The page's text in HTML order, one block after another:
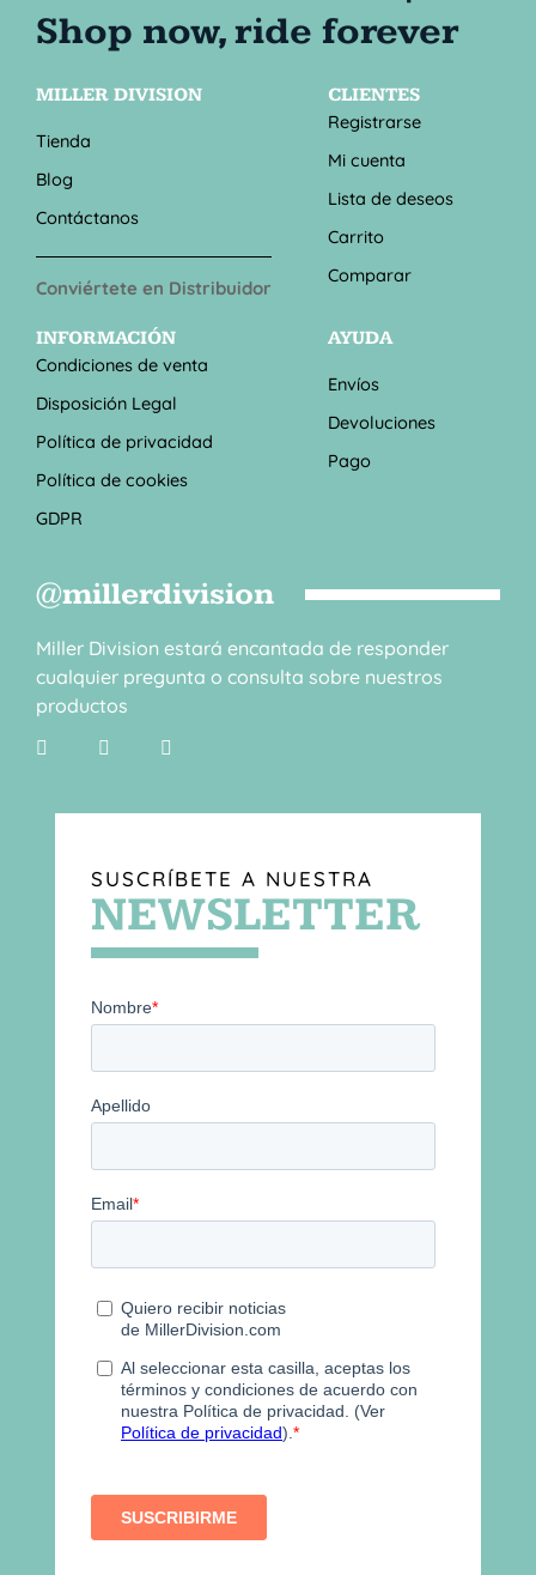
MILLER DIVISION
Tienda
Blog
Contáctanos
Conviértete en Distribuidor
CLIENTES
Registrarse
Mi cuenta
Lista de deseos
Carrito
Comparar
INFORMACIÓN
Condiciones de venta
Disposición Legal
Política de privacidad
Política de cookies
GDPR
AYUDA
Envíos
Devoluciones
Pago
@millerdivision
Miller Division estará encantada de responder
cualquier pregunta o consulta sobre nuestros
productos
SUSCRÍBETE A NUESTRA
NEWSLETTER